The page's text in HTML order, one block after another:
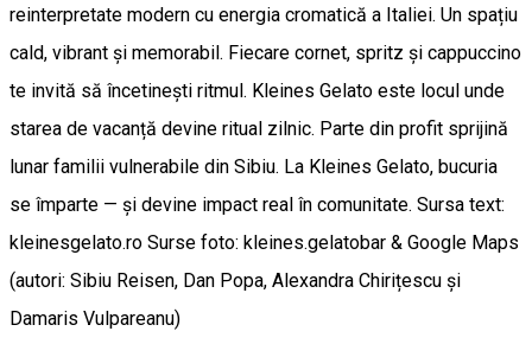
reinterpretate modern cu energia cromatică a Italiei. Un spațiu
cald, vibrant și memorabil. Fiecare cornet, spritz și cappuccino
te invită să încetinești ritmul. Kleines Gelato este locul unde
starea de vacanță devine ritual zilnic. Parte din profit sprijină
lunar familii vulnerabile din Sibiu. La Kleines Gelato, bucuria
se împarte — și devine impact real în comunitate. Sursa text:
kleinesgelato.ro Surse foto: kleines.gelatobar & Google Maps
(autori: Sibiu Reisen, Dan Popa, Alexandra Chirițescu și
Damaris Vulpareanu)